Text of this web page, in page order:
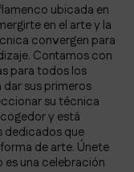
ubicada en
en el arte y la
convergen para
Contamos con
para todos los
sus primeros
su técnica
y está
dedicados que
de arte. Únete
una celebración